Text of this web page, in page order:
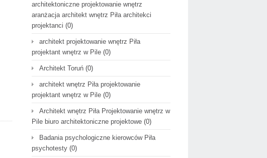
architektoniczne projektowanie wnętrz
aranżacja architekt wnętrz Piła architekci
projektanci (0)
architekt projektowanie wnętrz Piła
projektant wnętrz w Pile (0)
Architekt Toruń (0)
architekt wnętrz Piła projektowanie
projektant wnętrz w Pile (0)
Architekt wnętrz Piła Projektowanie wnętrz w
Pile biuro architektoniczne projektowe (0)
Badania psychologiczne kierowców Piła
psychotesty (0)